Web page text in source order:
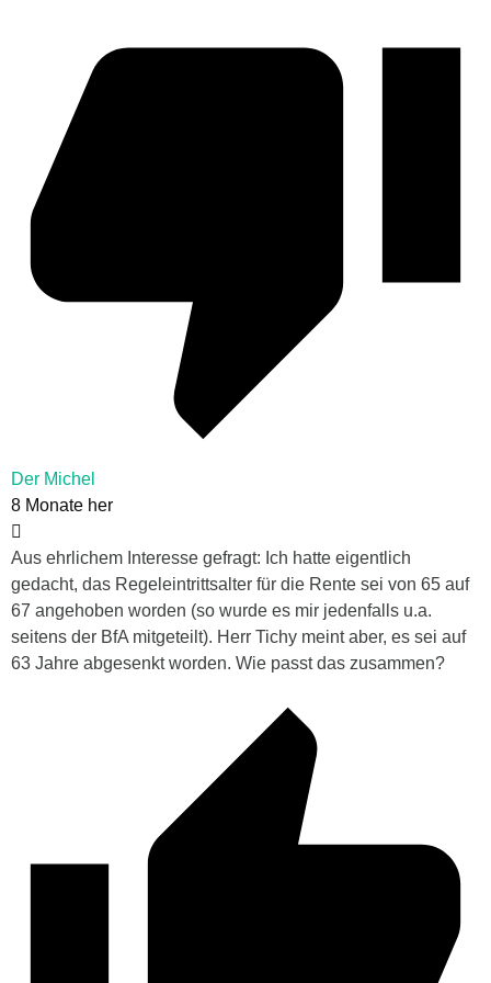
Der Michel
8 Monate her
Aus ehrlichem Interesse gefragt: Ich hatte eigentlich
gedacht, das Regeleintrittsalter für die Rente sei von 65 auf
67 angehoben worden (so wurde es mir jedenfalls u.a.
seitens der BfA mitgeteilt). Herr Tichy meint aber, es sei auf
63 Jahre abgesenkt worden. Wie passt das zusammen?